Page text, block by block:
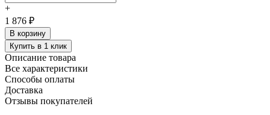
+
1 876 ₽
В корзину
Купить в 1 клик
Описание товара
Все характеристики
Способы оплаты
Доставка
Отзывы покупателей